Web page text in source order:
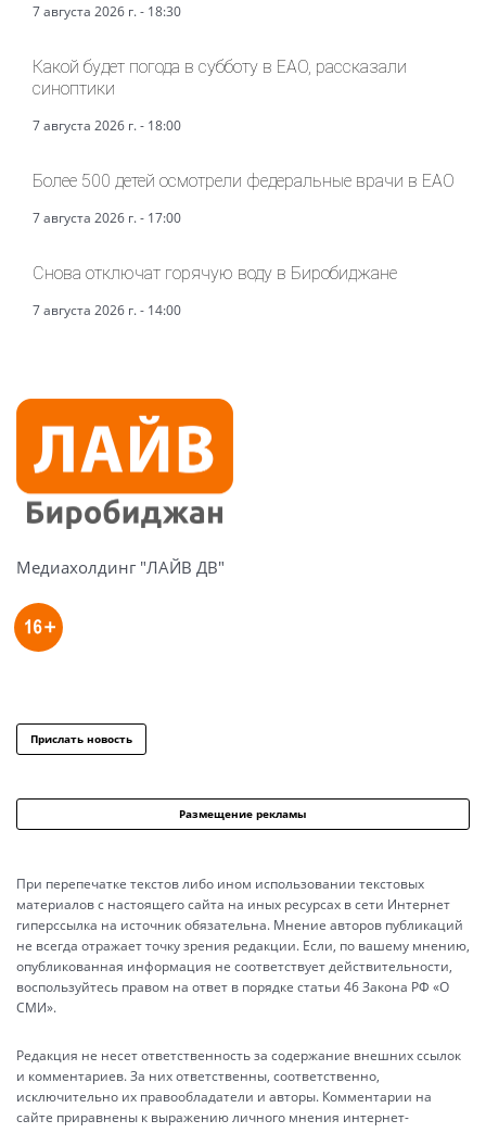
7 августа 2026 г. - 18:30
Какой будет погода в субботу в ЕАО, рассказали
синоптики
7 августа 2026 г. - 18:00
Более 500 детей осмотрели федеральные врачи в ЕАО
7 августа 2026 г. - 17:00
Снова отключат горячую воду в Биробиджане
7 августа 2026 г. - 14:00
Медиахолдинг "ЛАЙВ ДВ"
Прислать новость
Размещение рекламы
При перепечатке текстов либо ином использовании текстовых
материалов с настоящего сайта на иных ресурсах в сети Интернет
гиперссылка на источник обязательна. Мнение авторов публикаций
не всегда отражает точку зрения редакции. Если, по вашему мнению,
опубликованная информация не соответствует действительности,
воспользуйтесь правом на ответ в порядке статьи 46 Закона РФ «О
СМИ».
Редакция не несет ответственность за содержание внешних ссылок
и комментариев. За них ответственны, соответственно,
исключительно их правообладатели и авторы. Комментарии на
сайте приравнены к выражению личного мнения интернет-